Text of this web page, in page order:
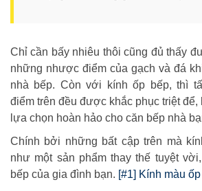
Chỉ cần bấy nhiêu thôi cũng đủ thấy
những nhược điểm của gạch và đá
nhà bếp. Còn với kính ốp bếp, thì
điểm trên đều được khắc phục triệt để,
lựa chọn hoàn hảo cho căn bếp nhà
Chính bởi những bất cập trên mà
như một sản phẩm thay thế tuyệt
bếp của gia đình bạn. [#1] Kính màu